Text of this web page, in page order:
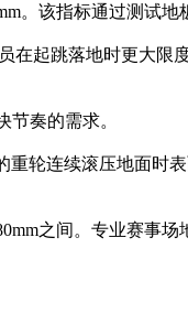
。该指标通过测试地
起跳落地时更大限
奏的需求。
轮连续滚压地面时
之间。专业赛事